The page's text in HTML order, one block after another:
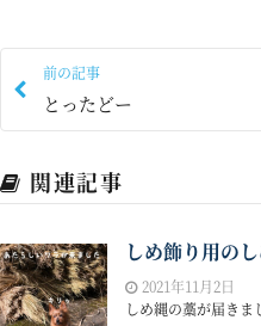
前の記事
とったどー
関連記事
しめ飾り用の
2021年11月2日
しめ縄の藁が届き